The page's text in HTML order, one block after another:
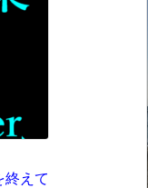
終えて